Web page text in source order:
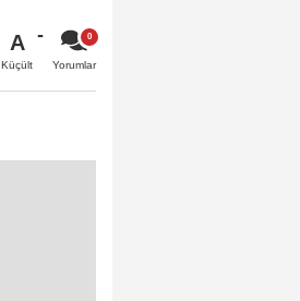
A
Küçült Yorumlar